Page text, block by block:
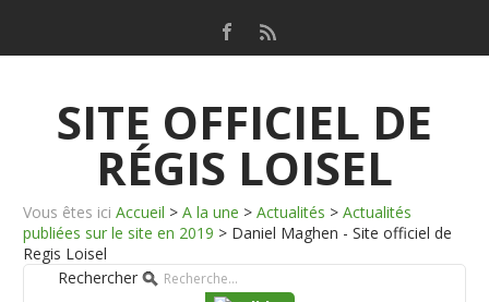
SITE OFFICIEL DE
RÉGIS LOISEL
Vous êtes ici Accueil > A la une > Actualités > Actualités
publiées sur le site en 2019 > Daniel Maghen - Site officiel de
Regis Loisel
Rechercher